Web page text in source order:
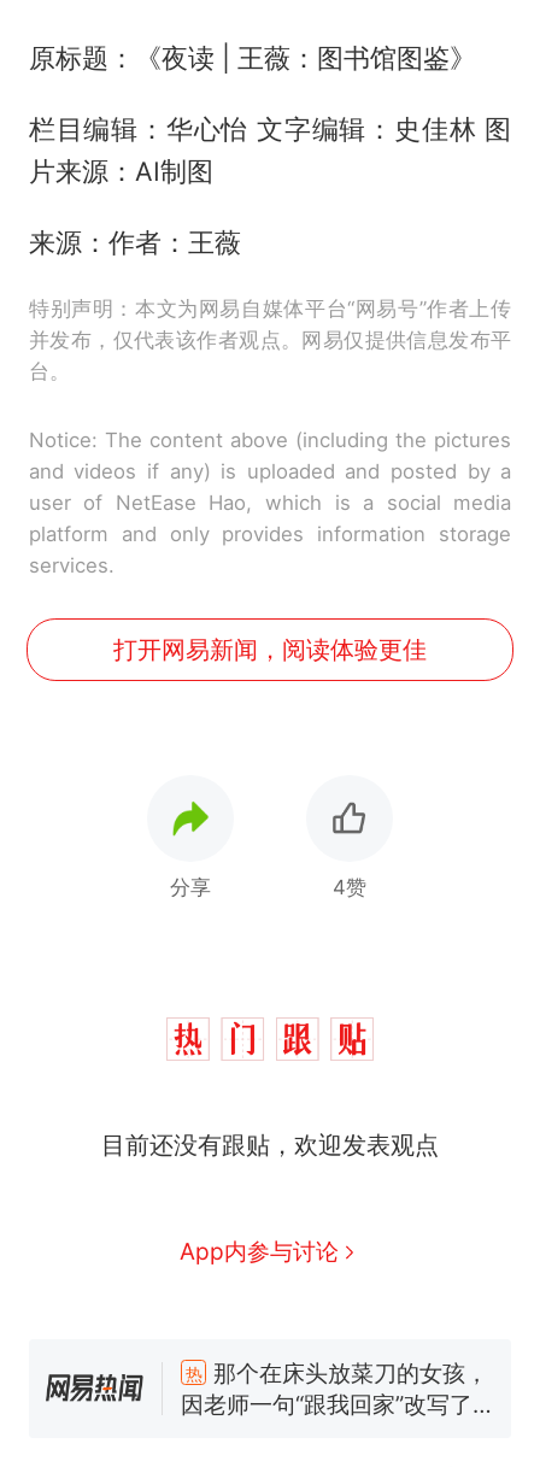
原标题：《夜读 | 王薇：图书馆图鉴》
栏目编辑：华心怡 文字编辑：史佳林 图
片来源：AI制图
来源：作者：王薇
特别声明：本文为网易自媒体平台“网易号”作者上传
并发布，仅代表该作者观点。网易仅提供信息发布平
台。
Notice: The content above (including the pictures
and videos if any) is uploaded and posted by a
user of NetEase Hao, which is a social media
platform and only provides information storage
services.
打开网易新闻，阅读体验更佳
分享 4赞
目前还没有跟贴，欢迎发表观点
App内参与讨论
热
那个在床头放菜刀的女孩，
因老师一句“跟我回家”改写了
人生
新 搬家报价570元，搬到楼下